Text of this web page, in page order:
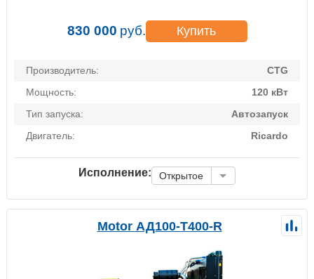
830 000 руб. Купить
Производитель:
CTG
Мощность:
120 кВт
Тип запуска:
Автозапуск
Двигатель:
Ricardo
Исполнение: Открытое
Motor АД100-Т400-R